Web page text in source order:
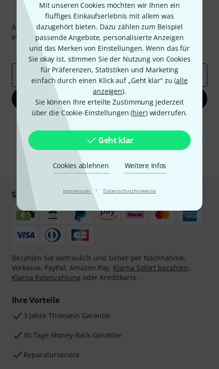
Mit unseren Cookies möchten wir Ihnen ein
fluffiges Einkaufserlebnis mit allem was
dazugehört bieten. Dazu zählen zum Beispiel
passende Angebote, personalisierte Anzeigen
und das Merken von Einstellungen. Wenn das für
Sie okay ist, stimmen Sie der Nutzung von Cookies
für Präferenzen, Statistiken und Marketing
einfach durch einen Klick auf „Geht klar“ zu (alle
anzeigen).
Sie können Ihre erteilte Zustimmung jederzeit
über die Cookie-Einstellungen (hier) widerrufen.
Geht klar
Cookies ablehnen Weitere Infos
Impressum · Datenschutzhinweise
Thomann Newsletter
Abonniere den Thomann Newsletter und gewinne mit
etwas Glück einen von50 Gutscheinenüber jeweils50€
Inspirierende Beiträge
Deals Thomann Insights
E-Mail-Adresse*
Jetzt anmelden
Mit Klick auf „Jetzt anmelden“ stimmen Sie dem Erhalt von E-Mail-
Werbung und einer Messung des E-Mail-Nutzungsverhaltens zu. Die
Abmeldung ist jederzeit möglich. Weitere Informationen finden Sie in
unserenDatenschutzhinweisen
* Pflichtfeld
Sicher einkaufen & bezahlen
Bezahlen Sie vertraulich und sicher per Nachnahme,
Vorkasse, PayPal, Amazon Pay, Klarna Sofort bezahlen,
Klarna Ratenzahlung oder Kreditkarte.
Ihre Vorteile
3 Jahre Thomann Garantie
30 Tage Money-Back-Garantie
Reparaturservice